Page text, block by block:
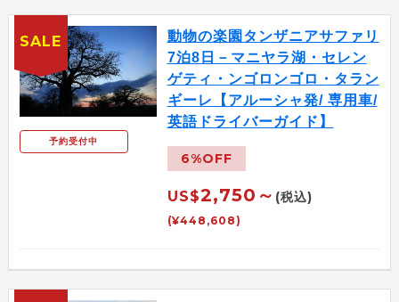
予約受付中
動物の楽園タンザニアサファリ
7泊8日－マニヤラ湖・セレン
ゲティ・ンゴロンゴロ・タラン
ギーレ【アルーシャ発/ 専用車/
英語ドライバーガイド】
6%OFF
US$2,750～ (税込)
(¥448,608)
SALE